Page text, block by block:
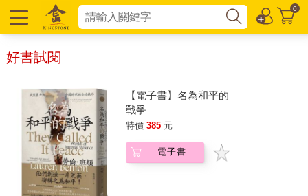
0
好書試閱
【電子書】名為和平的
戰爭
特價 385 元
電子書